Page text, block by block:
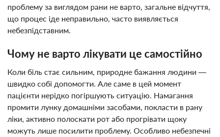
проблему за виглядом рани не варто, загальне відчуття,
що процес іде неправильно, часто виявляється
небезпідставним.
Чому не варто лікувати це самостійно
Коли біль стає сильним, природне бажання людини —
швидко собі допомогти. Але саме в цей момент
пацієнти нерідко погіршують ситуацію. Намагання
промити лунку домашніми засобами, покласти в рану
ліки, активно полоскати рот або прогрівати щоку
можуть лише посилити проблему. Особливо небезпечні